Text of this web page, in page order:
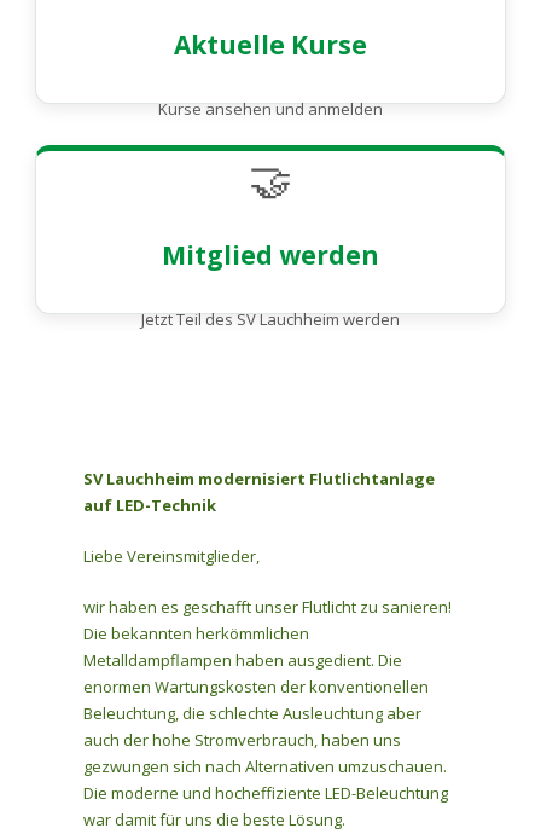
Aktuelle Kurse
Kurse ansehen und anmelden
🤝
Mitglied werden
Jetzt Teil des SV Lauchheim werden
SV Lauchheim modernisiert Flutlichtanlage
auf LED-Technik
Liebe Vereinsmitglieder,
wir haben es geschafft unser Flutlicht zu sanieren!
Die bekannten herkömmlichen
Metalldampflampen haben ausgedient. Die
enormen Wartungskosten der konventionellen
Beleuchtung, die schlechte Ausleuchtung aber
auch der hohe Stromverbrauch, haben uns
gezwungen sich nach Alternativen umzuschauen.
Die moderne und hocheffiziente LED-Beleuchtung
war damit für uns die beste Lösung.